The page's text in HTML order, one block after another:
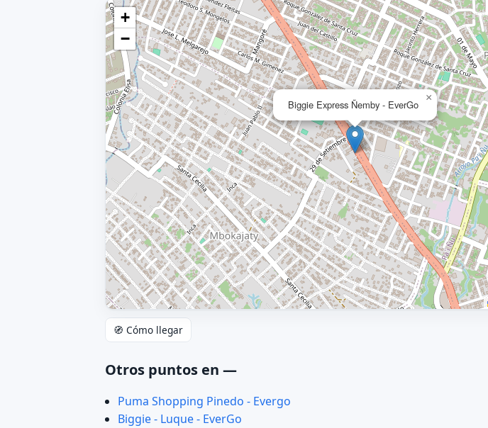
Biggie Express Ñemby - EverGo
×
+
−
🧭 Cómo llegar
Otros puntos en —
Puma Shopping Pinedo - Evergo
Biggie - Luque - EverGo